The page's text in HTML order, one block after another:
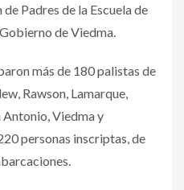
Padres de la Escuela de
de Viedma.
más de 180 palistas de
Rawson, Lamarque,
Antonio, Viedma y
personas inscriptas, de